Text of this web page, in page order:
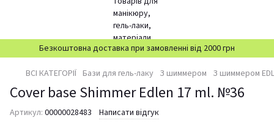
Безкоштовна доставка при замовленні від 2000 грн
ВСІ КАТЕГОРІЇ Бази для гель-лаку З шиммером З шиммером
Cover base Shimmer Edlen 17 ml. №36
Артикул: 00000028483 Написати відгук